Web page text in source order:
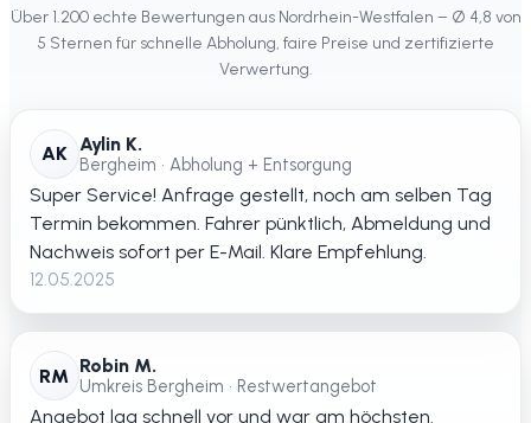
Über 1.200 echte Bewertungen aus Nordrhein-Westfalen – Ø 4,8 von
5 Sternen für schnelle Abholung, faire Preise und zertifizierte
Verwertung.
AK Aylin K.
Bergheim • Abholung + Entsorgung
Super Service! Anfrage gestellt, noch am selben Tag
Termin bekommen. Fahrer pünktlich, Abmeldung und
Nachweis sofort per E-Mail. Klare Empfehlung.
12.05.2025
RM Robin M.
Umkreis Bergheim • Restwertangebot
Angebot lag schnell vor und war am höchsten.